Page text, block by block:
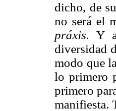
dicho, de
no será el
práxis. Y
diversidad
modo que
lo primero
primero
manifiesta.